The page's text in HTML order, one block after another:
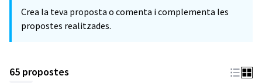
Crea la teva proposta o comenta i complementa les
propostes realitzades.
65 propostes